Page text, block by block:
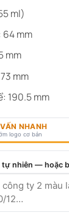
ml)
mm
mm
mm
190.5 mm
NHANH
logo cơ bản
tự nhiên — hoặc